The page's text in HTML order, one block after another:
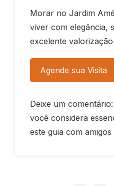
Morar no Jardim
viver com elegância,
excelente
Agende sua Visita
Deixe um
você considera
este guia com amigos